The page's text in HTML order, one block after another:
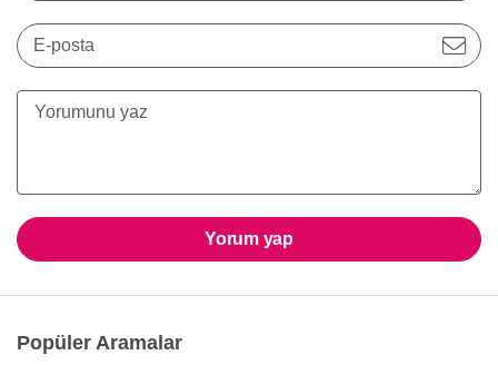
E-posta
Yorum yap
Popüler Aramalar